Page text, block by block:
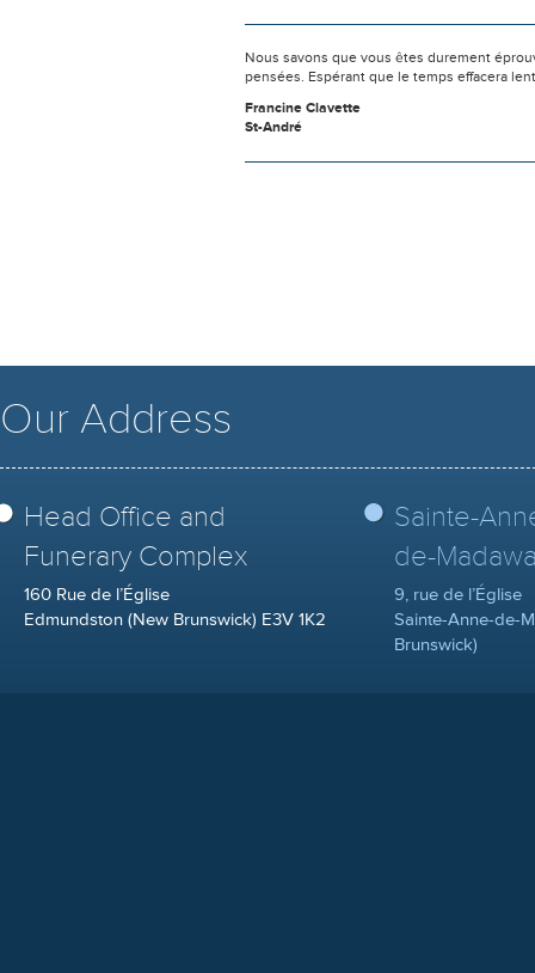
Nous savons que vous êtes durement
pensées. Espérant que le temps effacera
Francine Clavette
St-André
Our Address
Head Office and
Funerary Complex
160 Rue de l’Église
Edmundston (New Brunswick) E3V 1K2
Sainte-
de-
9, rue de l’Église
Sainte-Anne-de-
Brunswick)